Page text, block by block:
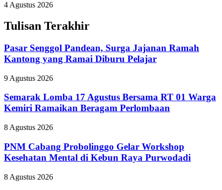
4 Agustus 2026
Tulisan Terakhir
Pasar Senggol Pandean, Surga Jajanan Ramah
Kantong yang Ramai Diburu Pelajar
9 Agustus 2026
Semarak Lomba 17 Agustus Bersama RT 01 Warga
Kemiri Ramaikan Beragam Perlombaan
8 Agustus 2026
PNM Cabang Probolinggo Gelar Workshop
Kesehatan Mental di Kebun Raya Purwodadi
8 Agustus 2026